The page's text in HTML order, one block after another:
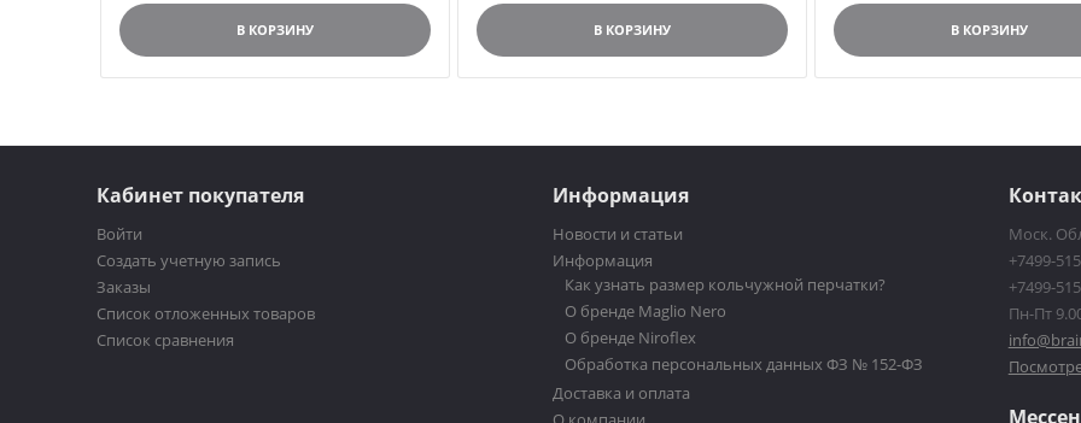
В КОРЗИНУ В КОРЗИНУ В КОРЗИНУ
Кабинет покупателя
Войти
Создать учетную запись
Заказы
Список отложенных товаров
Список сравнения
Информация
Новости и статьи
Информация
Как узнать размер кольчужной перчатки?
О бренде Maglio Nero
О бренде Niroflex
Обработка персональных данных ФЗ № 152-ФЗ
Доставка и оплата
Моск.
+7499-
+7499-
Пн-Пт